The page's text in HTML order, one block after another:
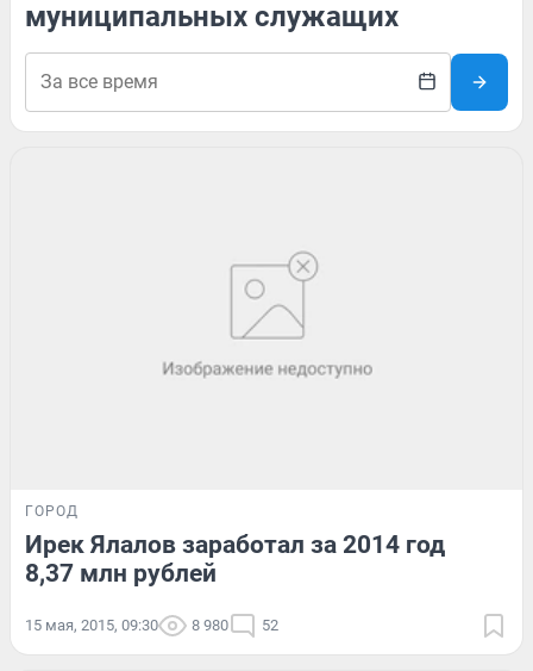
муниципальных служащих
ГОРОД
Ирек Ялалов заработал за 2014 год
8,37 млн рублей
15 мая, 2015, 09:30 8 980 52